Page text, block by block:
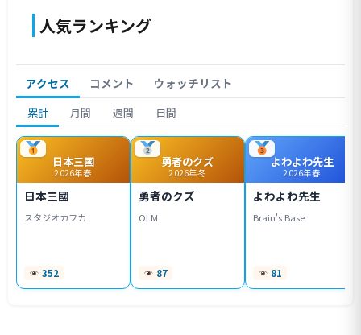
人気ランキング
アクセス コメント ウォッチリスト
累計 月間 週間 日間
日本三國
2026年春
日本三國
スタジオカフカ
352
勇者のクズ
2026年冬
勇者のクズ
OLM
87
よわよわ先生
2026年春
よわよわ先生
Brain's Base
81